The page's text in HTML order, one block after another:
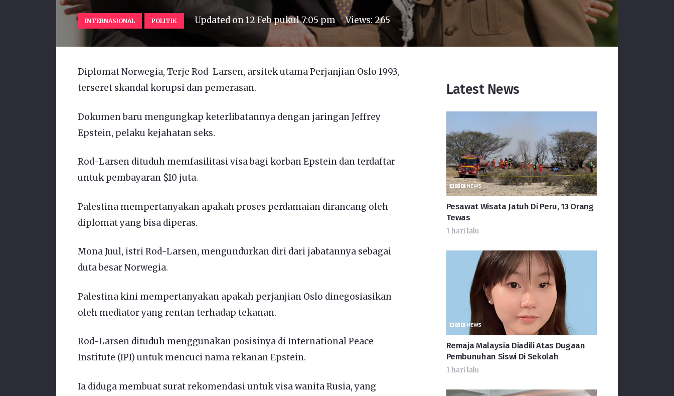
INTERNASIONAL POLITIK Updated on12 Feb pukul 7:05 pm Views: 265
Diplomat Norwegia, Terje Rod-Larsen, arsitek utama Perjanjian Oslo 1993,
terseret skandal korupsi dan pemerasan.
Dokumen baru mengungkap keterlibatannya dengan jaringan Jeffrey
Epstein, pelaku kejahatan seks.
Rod-Larsen dituduh memfasilitasi visa bagi korban Epstein dan terdaftar
untuk pembayaran $10 juta.
Palestina mempertanyakan apakah proses perdamaian dirancang oleh
diplomat yang bisa diperas.
Mona Juul, istri Rod-Larsen, mengundurkan diri dari jabatannya sebagai
duta besar Norwegia.
Palestina kini mempertanyakan apakah perjanjian Oslo dinegosiasikan
oleh mediator yang rentan terhadap tekanan.
Rod-Larsen dituduh menggunakan posisinya di International Peace
Institute (IPI) untuk mencuci nama rekanan Epstein.
Ia diduga membuat surat rekomendasi untuk visa wanita Rusia, yang
Latest News
Pesawat Wisata Jatuh Di Peru, 13 Orang
Tewas
1 hari lalu
Remaja Malaysia Diadili Atas Dugaan
Pembunuhan Siswi Di Sekolah
1 hari lalu